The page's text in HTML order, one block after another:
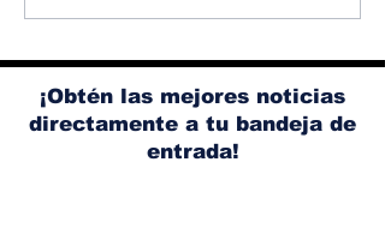
Weaver tomará su
lugar
¡Obtén las mejores noticias
directamente a tu bandeja de
entrada!